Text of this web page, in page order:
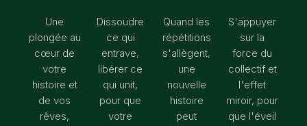
Une
plongée au
cœur de
votre
histoire et
de vos
rêves,
Dissoudre
ce qui
entrave,
libérer ce
qui unit,
pour que
votre
Quand les
répétitions
s'allègent,
une
nouvelle
histoire
peut
S'appuyer
sur la
force du
collectif et
l'effet
miroir, pour
que l'éveil